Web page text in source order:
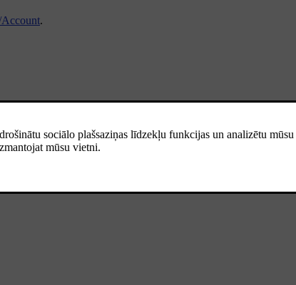
.
par biežāk sastopamajām problēmām un to risinājumiem.